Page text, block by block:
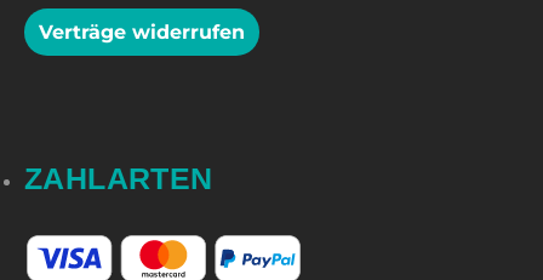
Verträge widerrufen
ZAHLARTEN